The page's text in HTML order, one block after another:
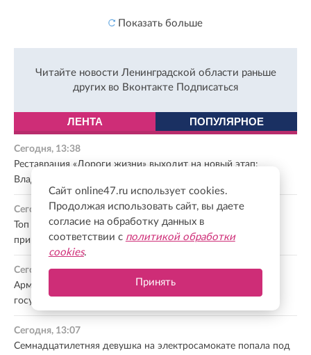
Показать больше
Читайте новости Ленинградской области раньше
других во Вконтакте Подписаться
ЛЕНТА ПОПУЛЯРНОЕ
Сегодня, 13:38
Реставрация «Дороги жизни» выходит на новый этап:
Владимир Цой проверил ход работ
Сегодня, 13:21
Топ 5 мест в Ленобласти, куда можно отправиться на
природу в ближайшие выходные
Сегодня, 13:09
Армия под управлением ИИ? Почему страны отдают
государственные решения нейросетям
Сегодня, 13:07
Семнадцатилетняя девушка на электросамокате попала под
Сайт online47.ru использует cookies.
Продолжая использовать сайт, вы даете
согласие на обработку данных в
соответствии с политикой обработки
cookies.
Принять